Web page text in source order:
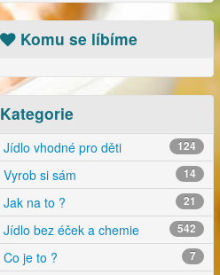
Komu se líbíme
Kategorie
Jídlo vhodné pro děti 124
Vyrob si sám 14
Jak na to ? 21
Jídlo bez éček a chemie 542
Co je to ? 7